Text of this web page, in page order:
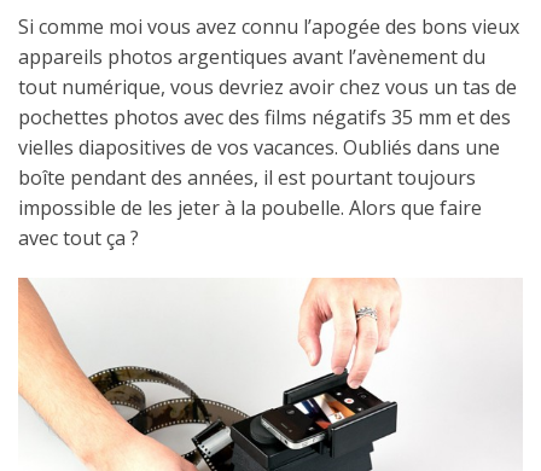
Si comme moi vous avez connu l’apogée des bons vieux
appareils photos argentiques avant l’avènement du
tout numérique, vous devriez avoir chez vous un tas de
pochettes photos avec des films négatifs 35 mm et des
vielles diapositives de vos vacances. Oubliés dans une
boîte pendant des années, il est pourtant toujours
impossible de les jeter à la poubelle. Alors que faire
avec tout ça ?